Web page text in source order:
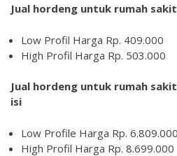
Jual hordeng untuk rumah
Low Profil Harga Rp. 409.000
High Profil Harga Rp. 503.000
Jual hordeng untuk rumah
isi
Low Profile Harga Rp. 6.809.000
High Profil Harga Rp. 8.699.000